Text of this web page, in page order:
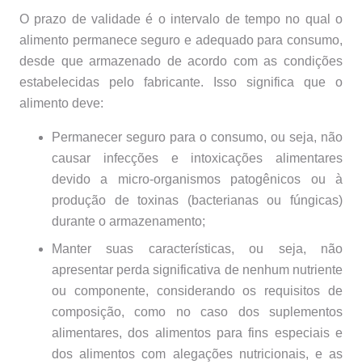
O prazo de validade é o intervalo de tempo no qual o
alimento permanece seguro e adequado para consumo,
desde que armazenado de acordo com as condições
estabelecidas pelo fabricante. Isso significa que o
alimento deve:
Permanecer seguro para o consumo, ou seja, não
causar infecções e intoxicações alimentares
devido a micro-organismos patogênicos ou à
produção de toxinas (bacterianas ou fúngicas)
durante o armazenamento;
Manter suas características, ou seja, não
apresentar perda significativa de nenhum nutriente
ou componente, considerando os requisitos de
composição, como no caso dos suplementos
alimentares, dos alimentos para fins especiais e
dos alimentos com alegações nutricionais, e as